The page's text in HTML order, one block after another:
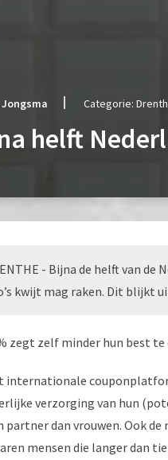
Jongsma Categorie:
helft
- Bijna de helft van
kwijt mag raken. Dit blijkt
zegt zelf minder hun best
internationale
verzorging van hun
partner dan vrouwen. Ook
mensen die langer dan